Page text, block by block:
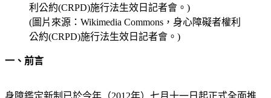
(圖片來源：Wikimedia Commons，身心障礙者權利
公約(CRPD)施行法生效日記者會。)
一、前言
身障鑑定新制已於今年（2012年）七月十一日起正式全面推